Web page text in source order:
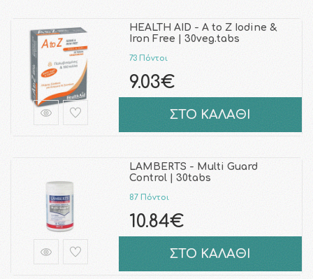
HEALTH AID - A to Z Iodine &
Iron Free | 30veg.tabs
73 Πόντοι
9.03€
ΣΤΟ ΚΑΛΑΘΙ
LAMBERTS - Multi Guard
Control | 30tabs
87 Πόντοι
10.84€
ΣΤΟ ΚΑΛΑΘΙ